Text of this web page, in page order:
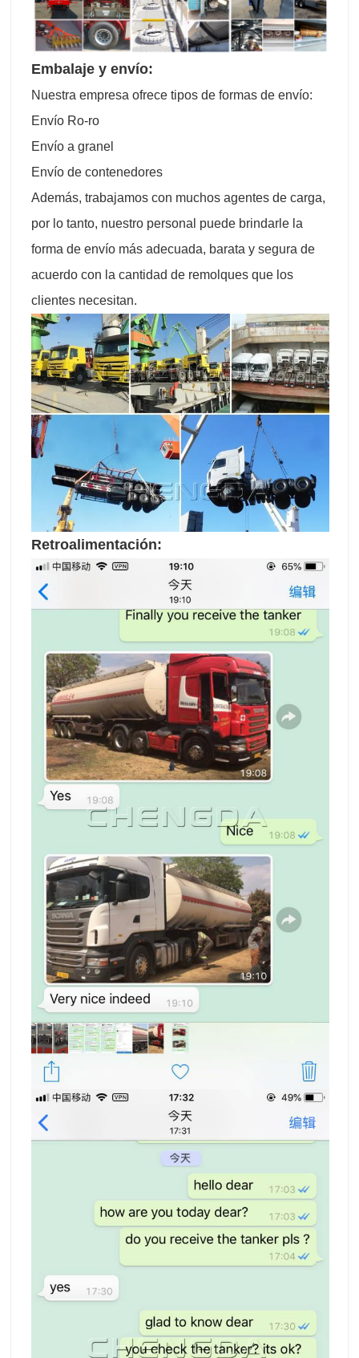
Embalaje y envío:
Nuestra empresa ofrece tipos de formas de envío:
Envío Ro-ro
Envío a granel
Envío de contenedores
Además, trabajamos con muchos agentes de carga,
por lo tanto, nuestro personal puede brindarle la
forma de envío más adecuada, barata y segura de
acuerdo con la cantidad de remolques que los
clientes necesitan.
Retroalimentación: